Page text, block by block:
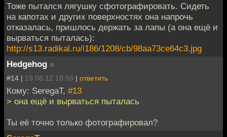
Тоже пытался лягушку сфотографировать. Сидеть
на капотах и других поверхностях она напрочь
отказалась, пришлось держать за лапы (а она ещё и
вырваться пыталась):
http://s13.radikal.ru/i186/1208/cb/98aa73ce64c3.jpg
Hedgehog »
#14 | 19.08.12 18:58 | ответить
Кому: SeregaT, #13
> она ещё и вырваться пыталась
Ты её точно только фотографировал?